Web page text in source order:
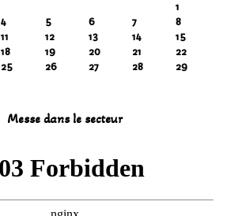
1
4 5 6 7
8
11 12 13 14
15
18 19 20 21
22
25 26 27 28
29
Messe dans le secteur